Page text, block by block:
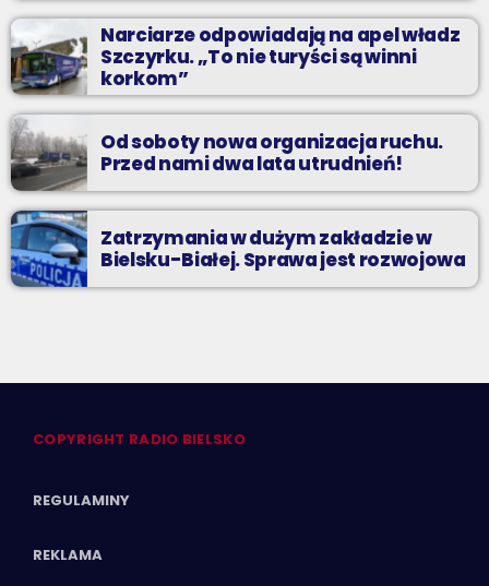
Narciarze odpowiadają na apel władz
Szczyrku. „To nie turyści są winni
korkom”
Od soboty nowa organizacja ruchu.
Przed nami dwa lata utrudnień!
Zatrzymania w dużym zakładzie w
Bielsku-Białej. Sprawa jest rozwojowa
COPYRIGHT RADIO BIELSKO
REGULAMINY
REKLAMA